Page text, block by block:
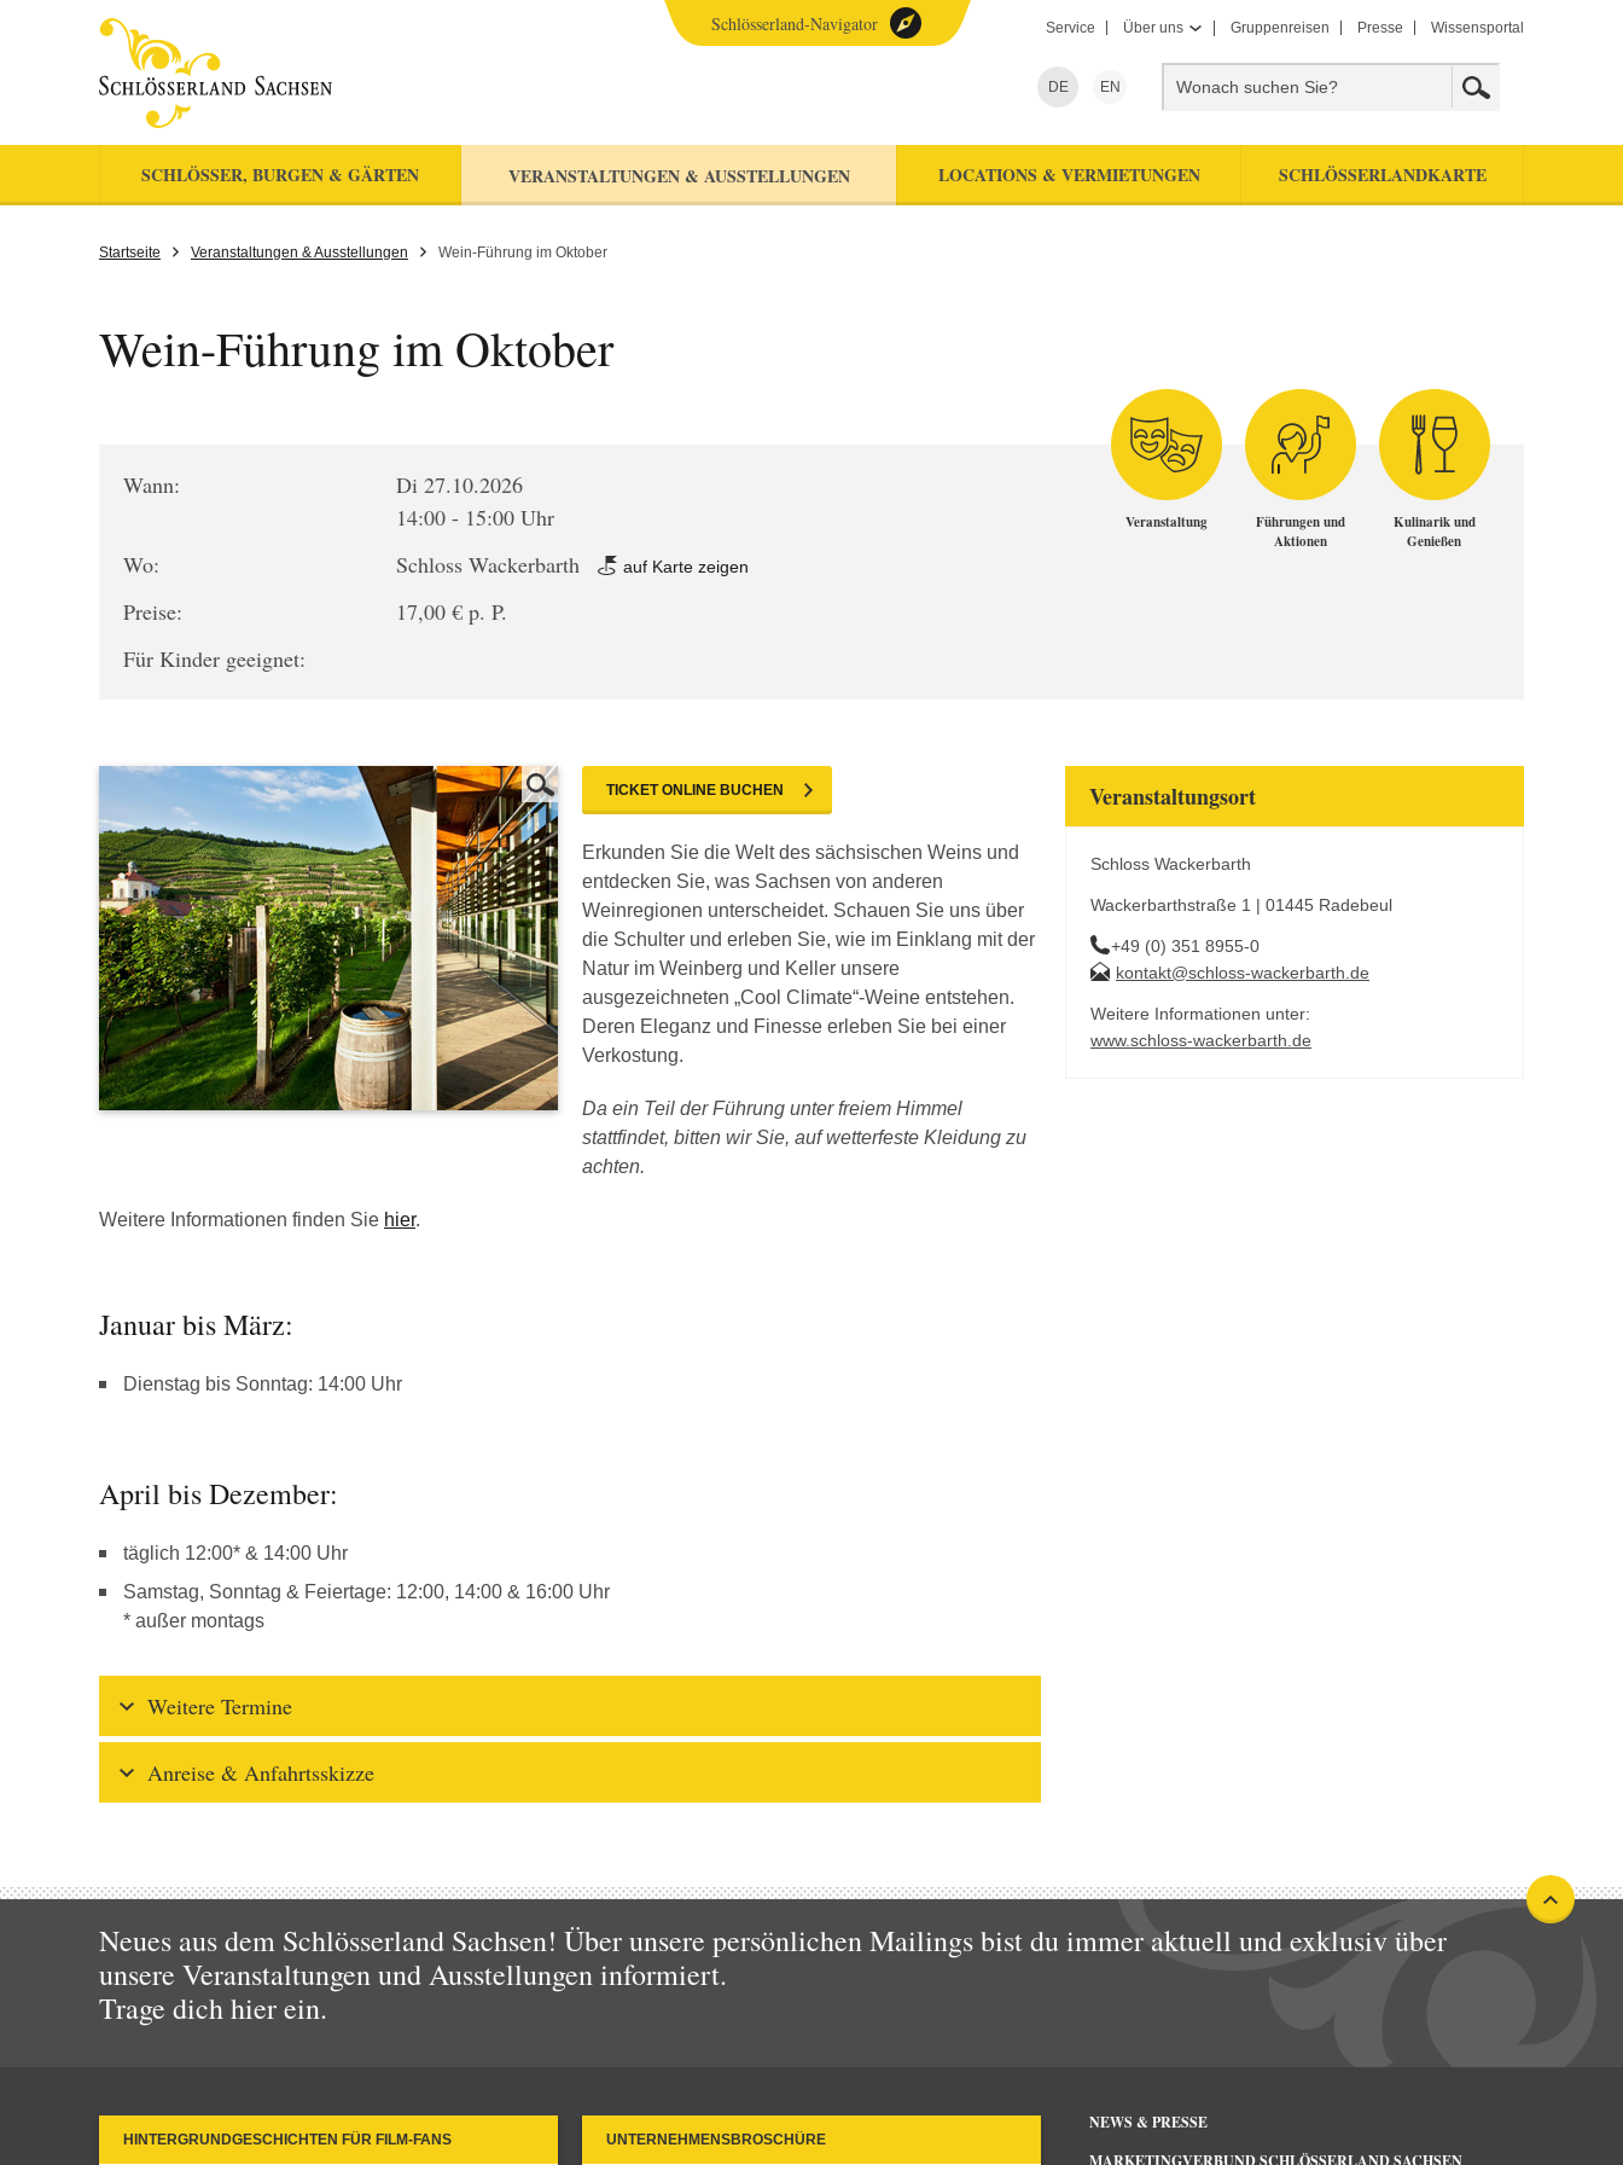
Service Über uns Gruppenreisen Presse Wissensportal
DE EN
SCHLÖSSER, BURGEN & GÄRTEN VERANSTALTUNGEN & AUSSTELLUNGEN LOCATIONS & VERMIETUNGEN SCHLÖSSERLANDKARTE
Schlösserland-Navigator
Startseite Veranstaltungen & Ausstellungen Wein-Führung im Oktober
Wein-Führung im Oktober
Wann:
Di 27.10.2026
14:00 - 15:00 Uhr
Wo:
Schloss Wackerbarth auf Karte zeigen
Preise:
17,00 € p. P.
Für Kinder geeignet:
Veranstaltung
Führungen und
Aktionen
Kulinarik und
Genießen
TICKET ONLINE BUCHEN
Erkunden Sie die Welt des sächsischen Weins und
entdecken Sie, was Sachsen von anderen
Weinregionen unterscheidet. Schauen Sie uns über
die Schulter und erleben Sie, wie im Einklang mit der
Natur im Weinberg und Keller unsere
ausgezeichneten „Cool Climate“-Weine entstehen.
Deren Eleganz und Finesse erleben Sie bei einer
Verkostung.
Da ein Teil der Führung unter freiem Himmel
stattfindet, bitten wir Sie, auf wetterfeste Kleidung zu
achten.
Weitere Informationen finden Sie hier.
Januar bis März:
Dienstag bis Sonntag: 14:00 Uhr
April bis Dezember:
täglich 12:00* & 14:00 Uhr
Samstag, Sonntag & Feiertage: 12:00, 14:00 & 16:00 Uhr
* außer montags
Weitere Termine
Anreise & Anfahrtsskizze
Veranstaltungsort
Schloss Wackerbarth
Wackerbarthstraße 1 | 01445 Radebeul
+49 (0) 351 8955-0
kontakt@schloss-wackerbarth.de
Weitere Informationen unter:
www.schloss-wackerbarth.de
Neues aus dem Schlösserland Sachsen! Über unsere persönlichen Mailings bist du immer aktuell und exklusiv über
unsere Veranstaltungen und Ausstellungen informiert.
Trage dich hier ein.
HINTERGRUNDGESCHICHTEN FÜR FILM-FANS UNTERNEHMENSBROSCHÜRE
NEWS & PRESSE
MARKETINGVERBUND SCHLÖSSERLAND SACHSEN